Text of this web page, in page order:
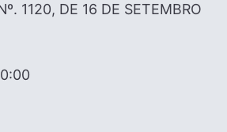
1120, DE 16 DE SETEMBRO